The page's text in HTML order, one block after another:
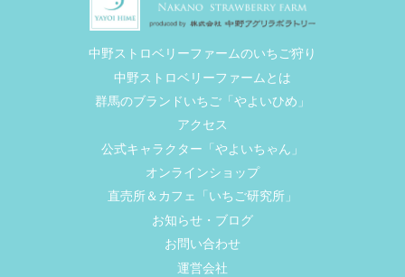
中野ストロベリーファームのいちご狩り
中野ストロベリーファームとは
群馬のブランドいちご「やよいひめ」
アクセス
公式キャラクター「やよいちゃん」
オンラインショップ
直売所＆カフェ「いちご研究所」
お知らせ・ブログ
お問い合わせ
運営会社